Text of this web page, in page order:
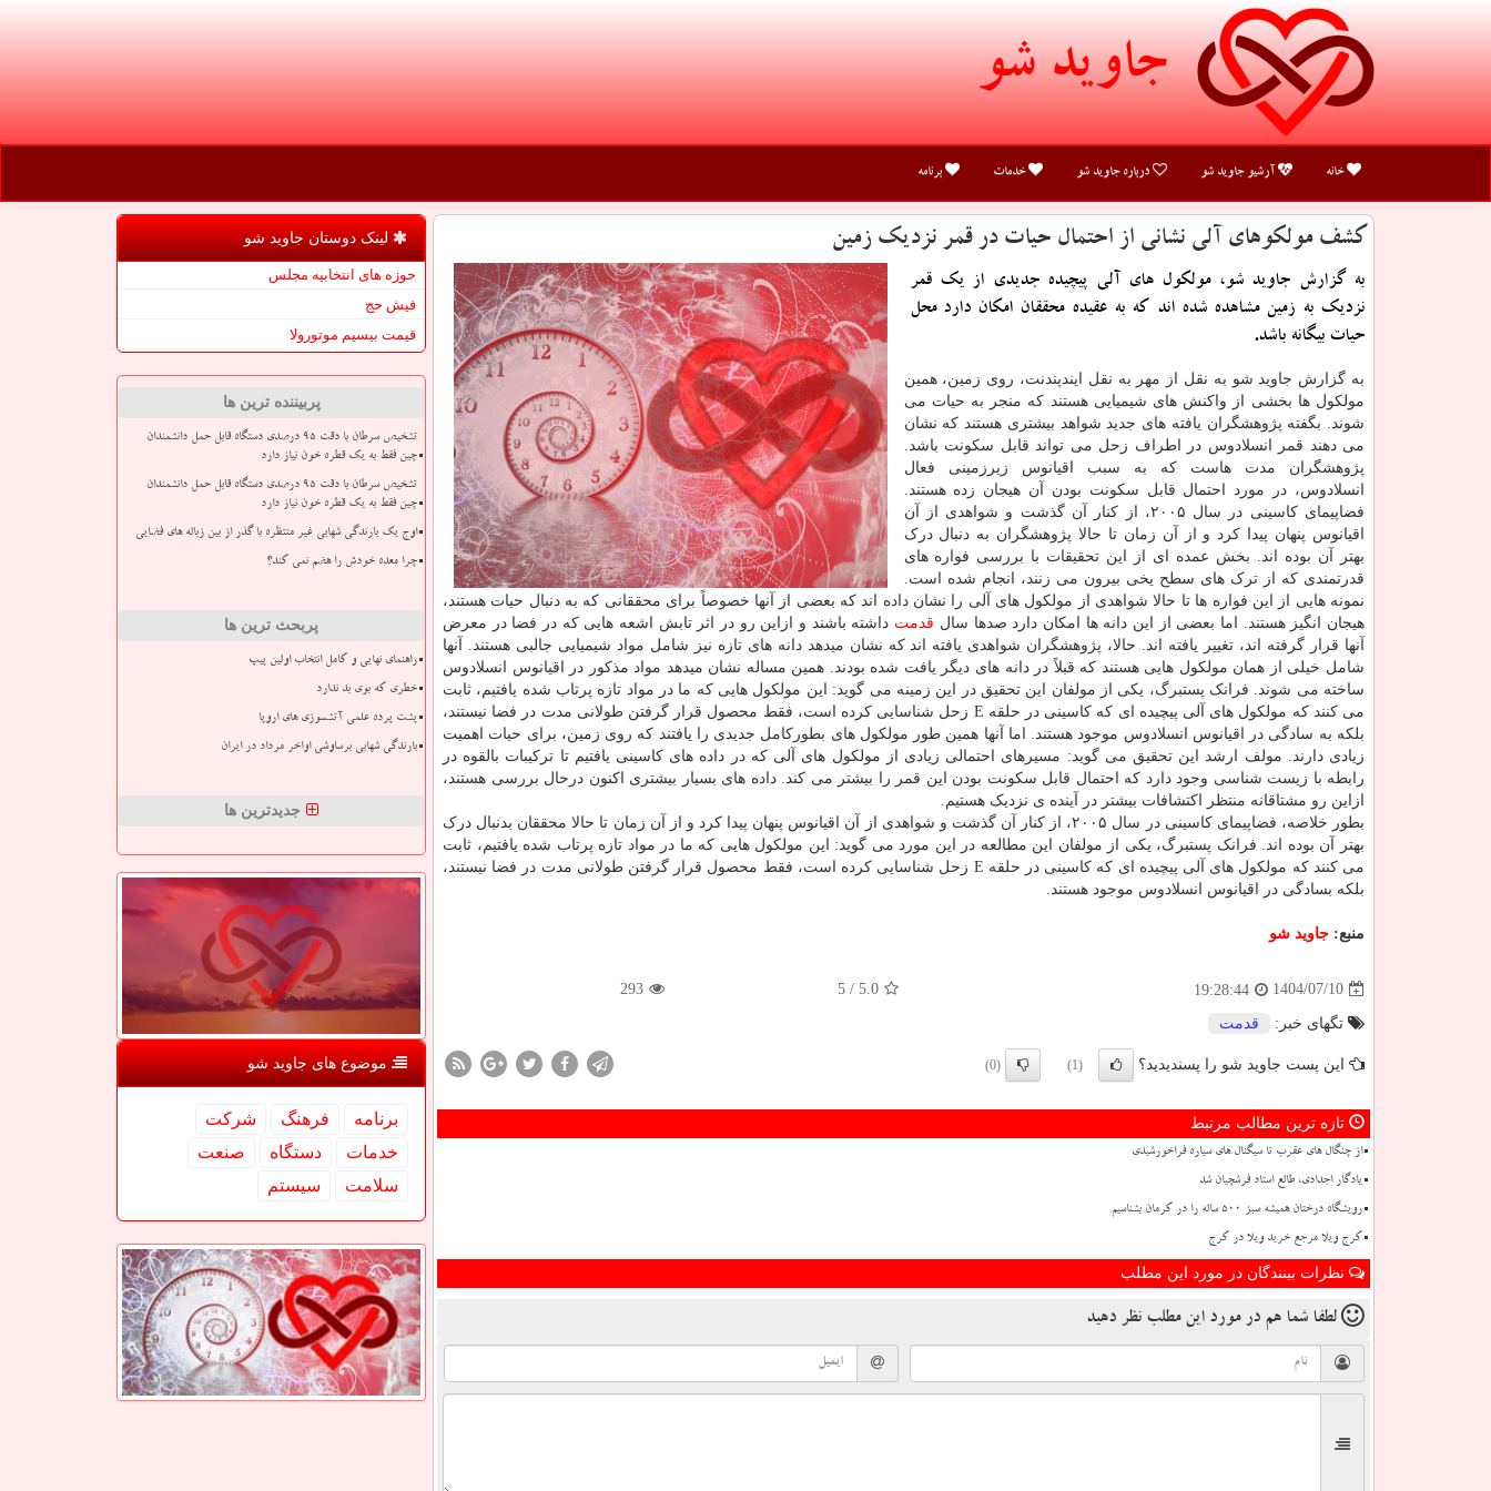
جاوید شو
خانه آرشیو جاوید شو درباره جاوید شو خدمات برنامه
کشف مولکوهای آلی نشانی از احتمال حیات در قمر نزدیک زمین
به گزارش جاوید شو، مولکول های آلی پیچیده جدیدی از یک قمر
نزدیک به زمین مشاهده شده اند که به عقیده محققان امکان دارد محل
حیات بیگانه باشد.
به گزارش جاوید شو به نقل از مهر به نقل ایندپندنت، روی زمین، همین
مولکول ها بخشی از واکنش های شیمیایی هستند که منجر به حیات می
شوند. بگفته پژوهشگران یافته های جدید شواهد بیشتری هستند که نشان
می دهند قمر انسلادوس در اطراف زحل می تواند قابل سکونت باشد.
پژوهشگران مدت هاست که به سبب اقیانوس زیرزمینی فعال
انسلادوس، در مورد احتمال قابل سکونت بودن آن هیجان زده هستند.
فضاپیمای کاسینی در سال ۲۰۰۵، از کنار آن گذشت و شواهدی از آن
اقیانوس پنهان پیدا کرد و از آن زمان تا حالا پژوهشگران به دنبال درک
بهتر آن بوده اند. بخش عمده ای از این تحقیقات با بررسی فواره های
قدرتمندی که از ترک های سطح یخی بیرون می زنند، انجام شده است.
نمونه هایی از این فواره ها تا حالا شواهدی از مولکول های آلی را نشان داده اند که بعضی از آنها خصوصاً برای محققانی که به دنبال حیات هستند،
هیجان انگیز هستند. اما بعضی از این دانه ها امکان دارد صدها سال قدمت داشته باشند و ازاین رو در اثر تابش اشعه هایی که در فضا در معرض
آنها قرار گرفته اند، تغییر یافته اند. حالا، پژوهشگران شواهدی یافته اند که نشان میدهد دانه های تازه نیز شامل مواد شیمیایی جالبی هستند. آنها
شامل خیلی از همان مولکول هایی هستند که قبلاً در دانه های دیگر یافت شده بودند. همین مساله نشان میدهد مواد مذکور در اقیانوس انسلادوس
ساخته می شوند. فرانک پستبرگ، یکی از مولفان این تحقیق در این زمینه می گوید: این مولکول هایی که ما در مواد تازه پرتاب شده یافتیم، ثابت
می کنند که مولکول های آلی پیچیده ای که کاسینی در حلقه E زحل شناسایی کرده است، فقط محصول قرار گرفتن طولانی مدت در فضا نیستند،
بلکه به سادگی در اقیانوس انسلادوس موجود هستند. اما آنها همین طور مولکول های بطورکامل جدیدی را یافتند که روی زمین، برای حیات اهمیت
زیادی دارند. مولف ارشد این تحقیق می گوید: مسیرهای احتمالی زیادی از مولکول های آلی که در داده های کاسینی یافتیم تا ترکیبات بالقوه در
رابطه با زیست شناسی وجود دارد که احتمال قابل سکونت بودن این قمر را بیشتر می کند. داده های بسیار بیشتری اکنون درحال بررسی هستند،
ازاین رو مشتاقانه منتظر اکتشافات بیشتر در آینده ی نزدیک هستیم.
بطور خلاصه، فضاپیمای کاسینی در سال ۲۰۰۵، از کنار آن گذشت و شواهدی از آن اقیانوس پنهان پیدا کرد و از آن زمان تا حالا محققان بدنبال درک
بهتر آن بوده اند. فرانک پستبرگ، یکی از مولفان این مطالعه در این مورد می گوید: این مولکول هایی که ما در مواد تازه پرتاب شده یافتیم، ثابت
می کنند که مولکول های آلی پیچیده ای که کاسینی در حلقه E زحل شناسایی کرده است، فقط محصول قرار گرفتن طولانی مدت در فضا نیستند،
بلکه بسادگی در اقیانوس انسلادوس موجود هستند.
منبع: جاوید شو
1404/07/10
19:28:44
5.0
/ 5
293
تگهای خبر: قدمت
این پست جاوید شو را پسندیدید؟ (1)
(0)
تازه ترین مطالب مرتبط
از چنگال های عقرب تا سیگنال های سیاره فراخورشیدی
یادگار اجدادی، طالع استاد فرشچیان شد
رویشگاه درختان همیشه سبز ۵۰۰ ساله را در کرمان بشناسیم
کرج ویلا مرجع خرید ویلا در کرج
نظرات بینندگان در مورد این مطلب
لطفا شما هم در مورد این مطلب نظر دهید
لینک دوستان جاوید شو
حوزه های انتخابیه مجلس
فیش حج
قیمت بیسیم موتورولا
پربیننده ترین ها
تشخیص سرطان با دقت ۹۵ درصدی دستگاه قابل حمل دانشمندان
چین فقط به یک قطره خون نیاز دارد
تشخیص سرطان با دقت ۹۵ درصدی دستگاه قابل حمل دانشمندان
چین فقط به یک قطره خون نیاز دارد
اوج یک بارندگی شهابی غیر منتظره با گذر از بین زباله های فضایی
چرا معده خودش را هضم نمی کند؟
پربحث ترین ها
راهنمای نهایی و کامل انتخاب اولین پیپ
خطری که بوی بد ندارد
پشت پرده علمی آتشسوزی های اروپا
بارندگی شهابی برساوشی اواخر مرداد در ایران
جدیدترین ها
موضوع های جاوید شو
برنامه فرهنگ
شركت
خدمات
دستگاه
صنعت
سلامت
سیستم